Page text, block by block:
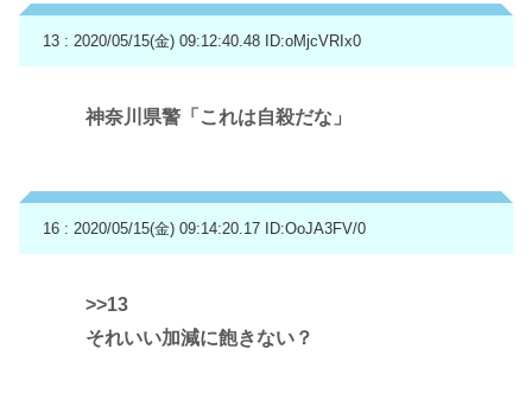
13 : 2020/05/15(金) 09:12:40.48 ID:oMjcVRIx0
神奈川県警「これは自殺だな」
16 : 2020/05/15(金) 09:14:20.17 ID:OoJA3FV/0
>>13
それいい加減に飽きない？